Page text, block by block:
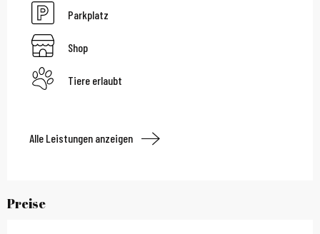
Parkplatz
Shop
Tiere erlaubt
Alle Leistungen anzeigen
Preise